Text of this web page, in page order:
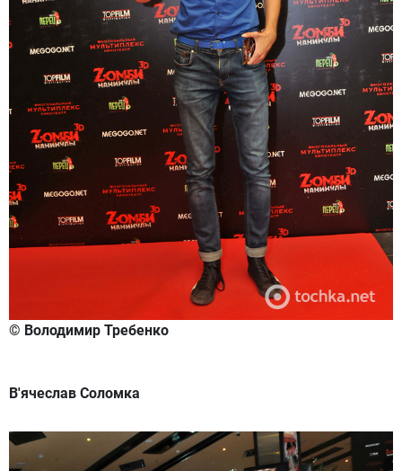
© Володимир Требенко
В'ячеслав Соломка